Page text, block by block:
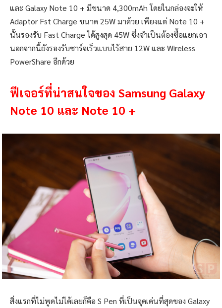
และ Galaxy Note 10 + มีขนาด 4,300mAh โดยในกล่องจะให้
Adaptor Fst Charge ขนาด 25W มาด้วย เพียงแต่ Note 10 +
นั้นรองรับ Fast Charge ได้สูงสุด 45W ซึ่งจำเป็นต้องซื้อแยกเอา
นอกจากนี้ยังรองรับชาร์จเร็วแบบไร้สาย 12W และ Wireless
PowerShare อีกด้วย
ฟีเจอร์ที่น่าสนใจของ Samsung Galaxy
Note 10 และ Note 10 +
สิ่งแรกที่ไม่พูดไม่ได้เลยก็คือ S Pen ที่เป็นจุดเด่นที่สุดของ Galaxy